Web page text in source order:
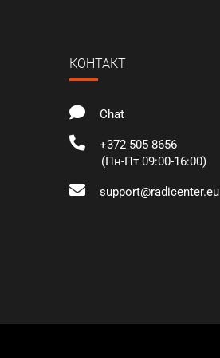
КОНТАКТ
Chat
+372 505 8656
(Пн-Пт 09:00-16:00)
support@radicenter.eu